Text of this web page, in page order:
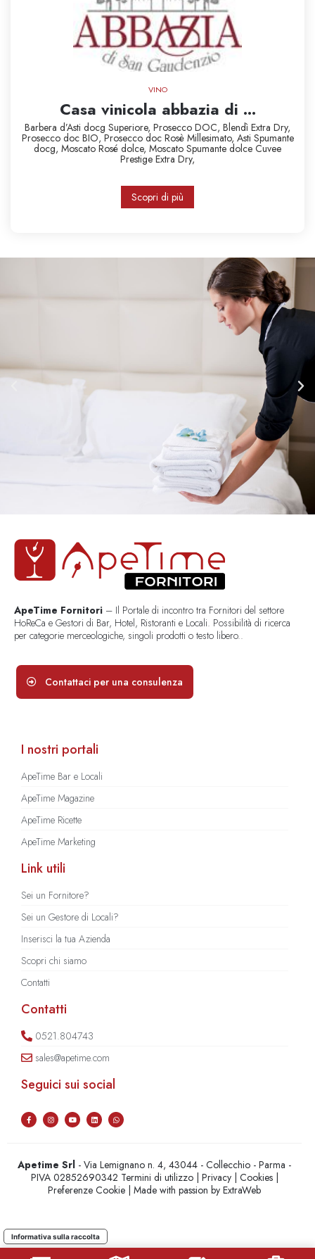
VINO
Casa vinicola abbazia di ...
Barbera d’Asti docg Superiore, Prosecco DOC, Blendì Extra Dry,
Prosecco doc BIO, Prosecco doc Rosè Millesimato, Asti Spumante
docg, Moscato Rosé dolce, Moscato Spumante dolce Cuvee
Prestige Extra Dry,
Scopri di più
ApeTime Fornitori – Il Portale di incontro tra Fornitori del settore
HoReCa e Gestori di Bar, Hotel, Ristoranti e Locali. Possibilità di ricerca
per categorie merceologiche, singoli prodotti o testo libero..
Contattaci per una consulenza
I nostri portali
ApeTime Bar e Locali
ApeTime Magazine
ApeTime Ricette
ApeTime Marketing
Link utili
Sei un Fornitore?
Sei un Gestore di Locali?
Inserisci la tua Azienda
Scopri chi siamo
Contatti
Contatti
0521.804743
sales@apetime.com
Seguici sui social
Apetime Srl - Via Lemignano n. 4, 43044 - Collecchio - Parma -
PIVA 02852690342 Termini di utilizzo| Privacy| Cookies|
Preferenze Cookie | Made with passion byExtraWeb
Informativa sulla raccolta